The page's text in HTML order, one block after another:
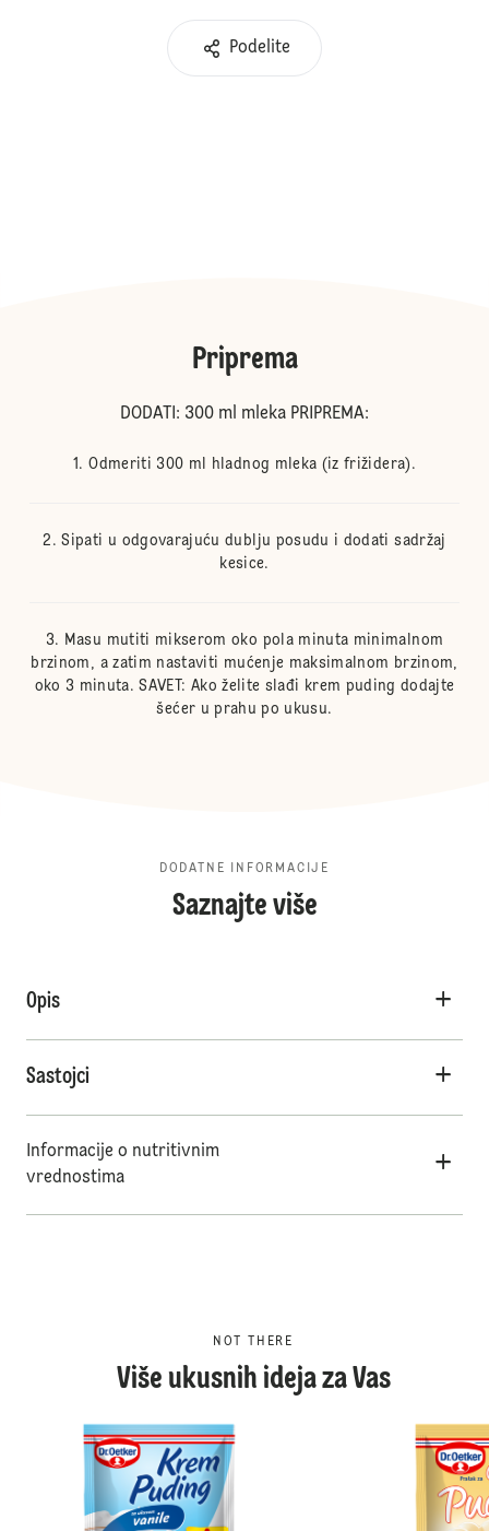
Podelite
Priprema
DODATI: 300 ml mleka PRIPREMA:
Odmeriti 300 ml hladnog mleka (iz frižidera).
Sipati u odgovarajuću dublju posudu i dodati sadržaj
kesice.
Masu mutiti mikserom oko pola minuta minimalnom
brzinom, a zatim nastaviti mućenje maksimalnom brzinom,
oko 3 minuta. SAVET: Ako želite slađi krem puding dodajte
šećer u prahu po ukusu.
DODATNE INFORMACIJE
Saznajte više
Opis
Sastojci
Informacije o nutritivnim
vrednostima
NOT THERE
Više ukusnih ideja za Vas